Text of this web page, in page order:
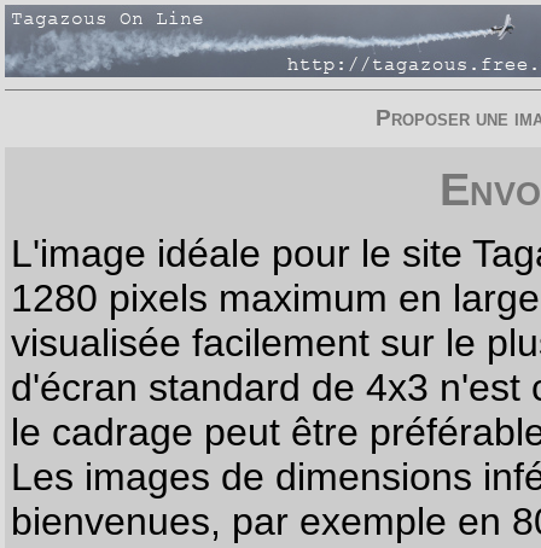
Proposer une
L'image idéale pour le site
1280 pixels maximum en
visualisée facilement sur le
d'écran standard de 4x3
le cadrage peut être
Les images de dimensions
bienvenues, par exemple en